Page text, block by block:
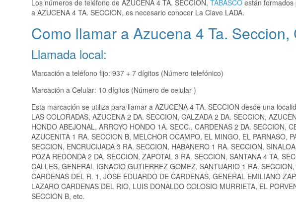
Los números de teléfono de AZUCENA 4 TA. SECCION, TABASCO están
a AZUCENA 4 TA. SECCION, es necesario conocer La Clave LADA.
Como llamar a Azucena 4 Ta. Seccion,
Llamada local:
Marcación a teléfono fijo: 937 + 7 dígitos (Número telefónico)
Marcación a Celular: 10 dígitos (Número de celular )
Esta marcación se utiliza para llamar a AZUCENA 4 TA. SECCION desde una
LAS COLORADAS, AZUCENA 2 DA. SECCION, CALZADA 2 DA. SECCION,
HONDO ABEJONAL, ARROYO HONDO 1A. SECC., CARDENAS 2 DA. SECCION,
AZUCENITA 1 RA. SECCION B, MELCHOR OCAMPO, EL MINGO, EL PARNASO,
SECCION, ENCRUCIJADA 3 RA. SECCION, HABANERO 1 RA. SECCION,
POZA REDONDA 2 DA. SECCION, ZAPOTAL 3 RA. SECCION, SANTANA 4 TA.
CALLES, GENERAL IGNACIO GUTIERREZ GOMEZ, SANTUARIO 1 RA.
CARDENAS DEL R. 1, JOSE EDUARDO DE CARDENAS, GENERAL EMILIANO
LAZARO CARDENAS DEL RIO, LUIS DONALDO COLOSIO MURRIETA, EL
SECCION B, etc.